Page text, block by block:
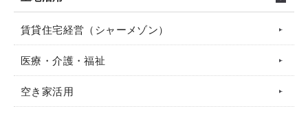
賃貸住宅経営（シャーメゾン）
医療・介護・福祉
空き家活用